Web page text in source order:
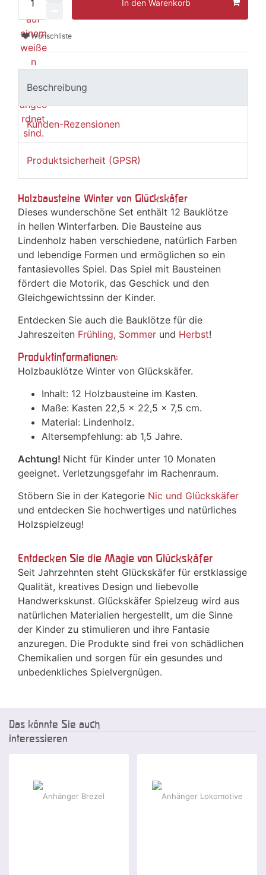
In den Warenkorb
Wunschliste
Beschreibung
Kunden-Rezensionen
Produktsicherheit (GPSR)
Holzbausteine Winter von Glückskäfer
Dieses wunderschöne Set enthält 12 Bauklötze
in hellen Winterfarben. Die Bausteine aus
Lindenholz haben verschiedene, natürlich Farben
und lebendige Formen und ermöglichen so ein
fantasievolles Spiel. Das Spiel mit Bausteinen
fördert die Motorik, das Geschick und den
Gleichgewichtssinn der Kinder.
Entdecken Sie auch die Bauklötze für die
Jahreszeiten Frühling, Sommer und Herbst!
Produktinformationen:
Holzbauklötze Winter von Glückskäfer.
Inhalt: 12 Holzbausteine im Kasten.
Maße: Kasten 22,5 x 22,5 x 7,5 cm.
Material: Lindenholz.
Altersempfehlung: ab 1,5 Jahre.
Achtung! Nicht für Kinder unter 10 Monaten
geeignet. Verletzungsgefahr im Rachenraum.
Stöbern Sie in der Kategorie Nic und Glückskäfer
und entdecken Sie hochwertiges und natürliches
Holzspielzeug!
Entdecken Sie die Magie von Glückskäfer
Seit Jahrzehnten steht Glückskäfer für erstklassige
Qualität, kreatives Design und liebevolle
Handwerkskunst. Glückskäfer Spielzeug wird aus
natürlichen Materialien hergestellt, um die Sinne
der Kinder zu stimulieren und ihre Fantasie
anzuregen. Die Produkte sind frei von schädlichen
Chemikalien und sorgen für ein gesundes und
unbedenkliches Spielvergnügen.
Das könnte Sie auch
interessieren
-25 %